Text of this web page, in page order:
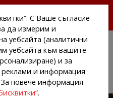
С Ваше съгласие
да измерим и
уебсайта (аналитични
уебсайта към вашите
и за
и информация
повече информация
.